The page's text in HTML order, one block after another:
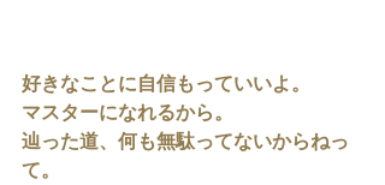
好きなことに自信もっていいよ。
マスターになれるから。
辿った道、何も無駄ってないからねっ
て。